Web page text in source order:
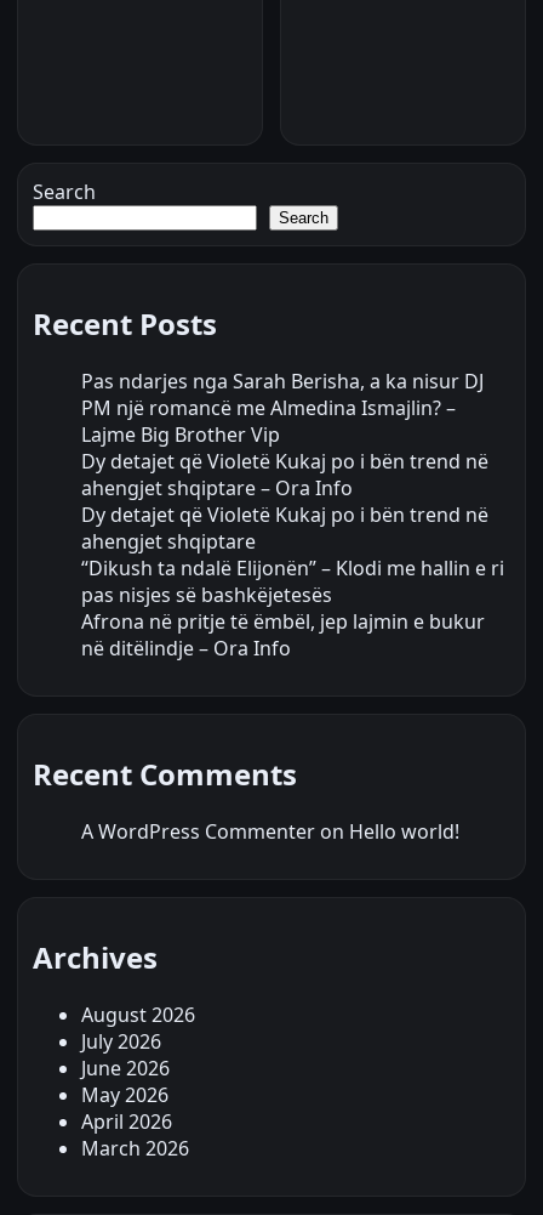
Search
Search
Recent Posts
Pas ndarjes nga Sarah Berisha, a ka nisur DJ
PM një romancë me Almedina Ismajlin? –
Lajme Big Brother Vip
Dy detajet që Violetë Kukaj po i bën trend në
ahengjet shqiptare – Ora Info
Dy detajet që Violetë Kukaj po i bën trend në
ahengjet shqiptare
“Dikush ta ndalë Elijonën” – Klodi me hallin e ri
pas nisjes së bashkëjetesës
Afrona në pritje të ëmbël, jep lajmin e bukur
në ditëlindje – Ora Info
Recent Comments
A WordPress Commenter on Hello world!
Archives
August 2026
July 2026
June 2026
May 2026
April 2026
March 2026